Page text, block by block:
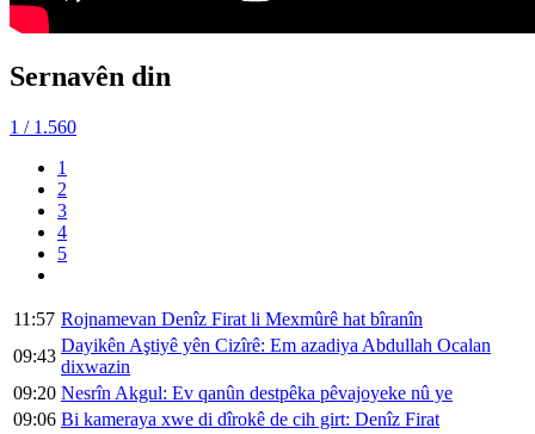
Sernavên din
1 / 1.560
1
2
3
4
5
11:57 Rojnamevan Denîz Firat li Mexmûrê hat bîranîn
09:43
Dayikên Aştiyê yên Cizîrê: Em azadiya Abdullah Ocalan
dixwazin
09:20 Nesrîn Akgul: Ev qanûn destpêka pêvajoyeke nû ye
09:06 Bi kameraya xwe di dîrokê de cih girt: Denîz Firat